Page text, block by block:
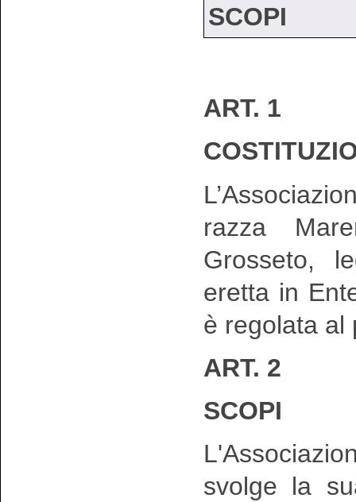
SCOPI
ART. 1
razza
Grosseto,
eretta in
è regolata al
ART. 2
SCOPI
svolge la